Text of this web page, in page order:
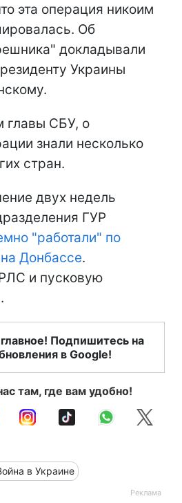
эта операция никоим
Об
докладывали
Украины
главы СБУ, о
знали несколько
стран.
двух недель
ГУР
"работали" по
Донбассе.
и пусковую
Подпишитесь на
в Google!
там, где вам удобно!
в Украине